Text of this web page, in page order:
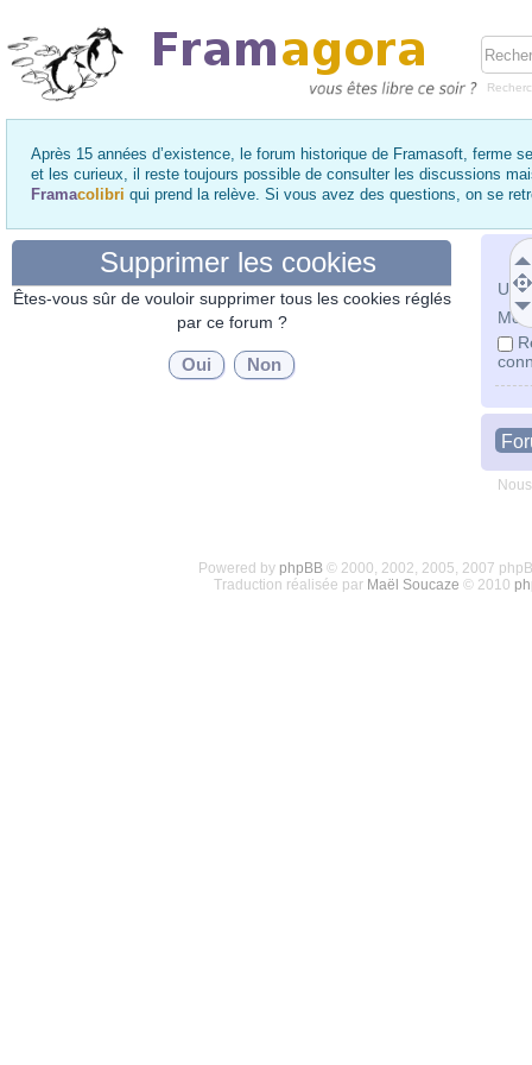
Après 15 années d’existence, le forum historique de Framasoft, ferme
et les curieux, il reste toujours possible de consulter les discussions
Framacolibri qui prend la relève. Si vous avez des questions, on se
Mot
Supprimer les cookies
Êtes-vous sûr de vouloir supprimer tous les cookies réglés
par ce forum ?
Powered by phpBB© 2000, 2002, 2005, 2007
Traduction réalisée par Maël Soucaze © 2010